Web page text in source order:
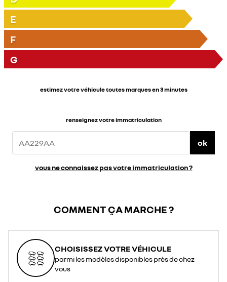
E
F
G
estimez votre véhicule toutes marques en 3 minutes
renseignez votre immatriculation
ok
vous ne connaissez pas votre immatriculation ?
COMMENT ÇA MARCHE ?
CHOISISSEZ VOTRE VÉHICULE
parmi les modèles disponibles près de chez
vous